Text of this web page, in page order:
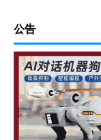
公告